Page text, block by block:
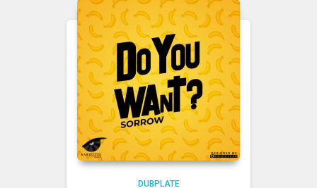
DUBPLATE